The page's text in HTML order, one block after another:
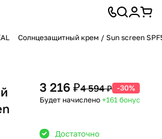
Солнцезащитный крем / Sun screen
3 216 ₽4 594 ₽ -30%
Будет начислено +161 бонус
Достаточно